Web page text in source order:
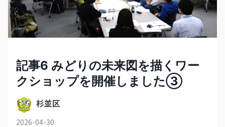
記事6 みどりの未来図を描くワー
クショップを開催しました③
杉並区
2026-04-30